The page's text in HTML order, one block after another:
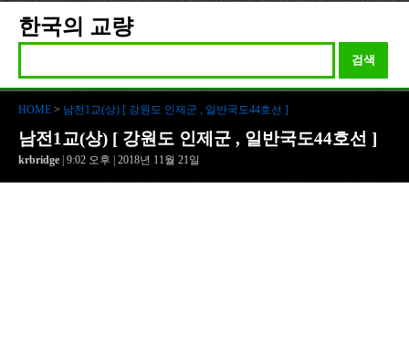
한국의 교량
검색
HOME > 남전1교(상) [ 강원도 인제군 , 일반국도44호선 ]
남전1교(상) [ 강원도 인제군 , 일반국도44호선 ]
krbridge | 9:02 오후 | 2018년 11월 21일